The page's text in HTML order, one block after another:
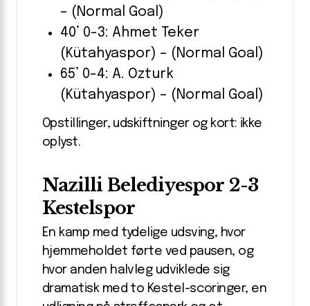
– (Normal Goal)
40’ 0-3: Ahmet Teker
(Kütahyaspor) – (Normal Goal)
65’ 0-4: A. Ozturk
(Kütahyaspor) – (Normal Goal)
Opstillinger, udskiftninger og kort: ikke
oplyst.
Nazilli Belediyespor 2-3
Kestelspor
En kamp med tydelige udsving, hvor
hjemmeholdet førte ved pausen, og
hvor anden halvleg udviklede sig
dramatisk med to Kestel-scoringer, en